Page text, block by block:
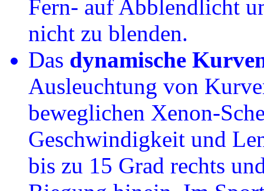
Fern- auf Abblendlicht
nicht zu blenden.
Das dynamische
Ausleuchtung von
beweglichen Xenon-
Geschwindigkeit und
bis zu 15 Grad rechts